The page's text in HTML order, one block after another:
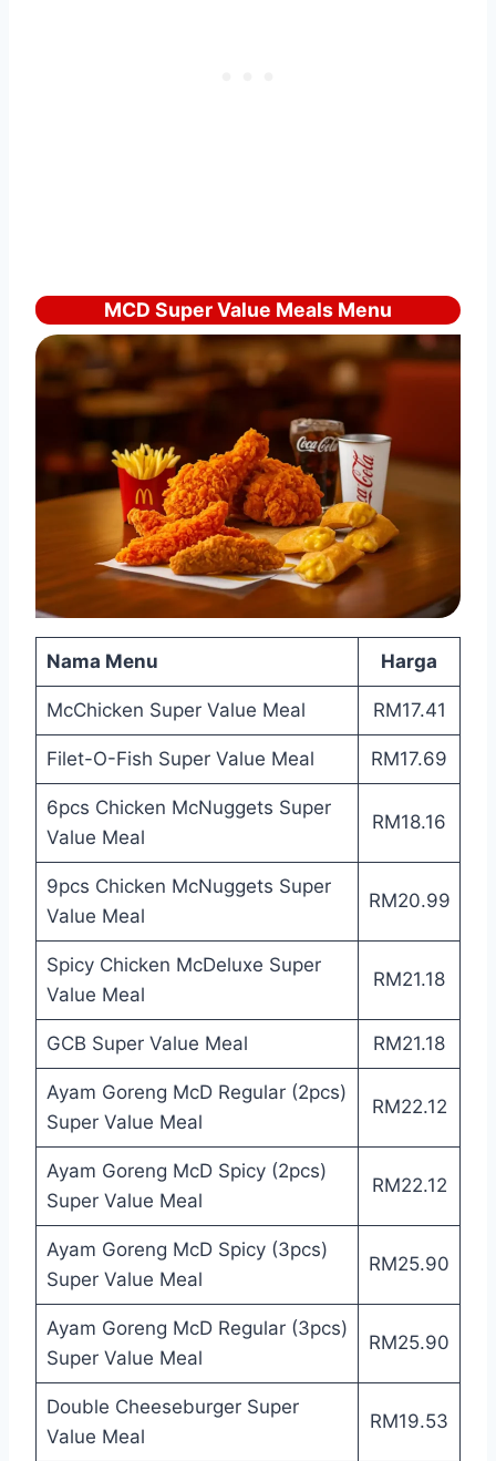
MCD Super Value Meals Menu
Nama Menu Harga
McChicken Super Value Meal RM17.41
Filet-O-Fish Super Value Meal RM17.69
6pcs Chicken McNuggets Super
Value Meal
RM18.16
9pcs Chicken McNuggets Super
Value Meal
RM20.99
Spicy Chicken McDeluxe Super
Value Meal
RM21.18
GCB Super Value Meal RM21.18
Ayam Goreng McD Regular (2pcs)
Super Value Meal
RM22.12
Ayam Goreng McD Spicy (2pcs)
Super Value Meal
RM22.12
Ayam Goreng McD Spicy (3pcs)
Super Value Meal
RM25.90
Ayam Goreng McD Regular (3pcs)
Super Value Meal
RM25.90
Double Cheeseburger Super
Value Meal
RM19.53